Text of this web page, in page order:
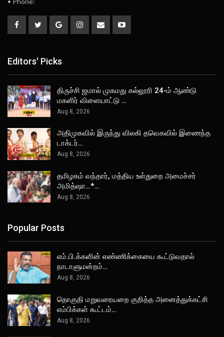
Editors' Picks
திருச்சி ஜமால் முகமது கல்லூரி 24-ம் ஆண்டு
மகளிர் விளையாட்டு …
Aug 8, 2026
அதிமுகவில் இருந்து விலகி தவெகவில் இணைந்த
டாக்டர்…
Aug 8, 2026
தமிழகம் வந்தார், மத்திய உள்துறை அமைச்சர்
அமித்ஷா…*…
Aug 8, 2026
Popular Posts
எம்.பி.க்களின் எண்ணிக்கையை கூட்டுவதால்
நாடாளுமன்றம்…
Aug 8, 2026
தொகுதி மறுவரையறை குறித்த அனைத்துக்கட்சி
எம்பிக்கள் கூட்டம்…
Aug 8, 2026